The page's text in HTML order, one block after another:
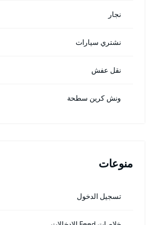
نجار
نشتري سيارات
نقل عفش
ونش كرين سطحة
منوعات
تسجيل الدخول